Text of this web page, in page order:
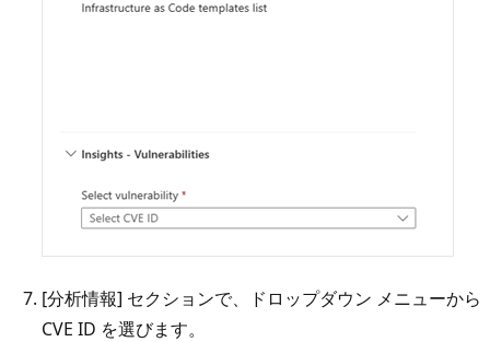
[分析情報] セクションで、ドロップダウン メニューから
CVE ID を選びます。